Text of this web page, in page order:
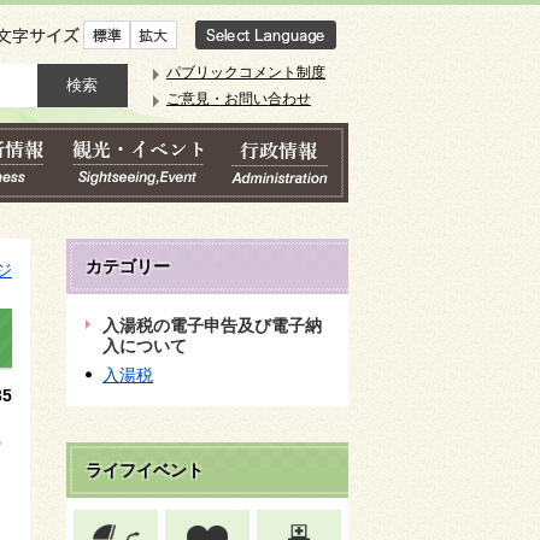
文字サイズ
パブリックコメント制度
ご意見・お問い合わせ
カテゴリー
入湯税の電子申告及び電子納
入について
入湯税
ライフイベント